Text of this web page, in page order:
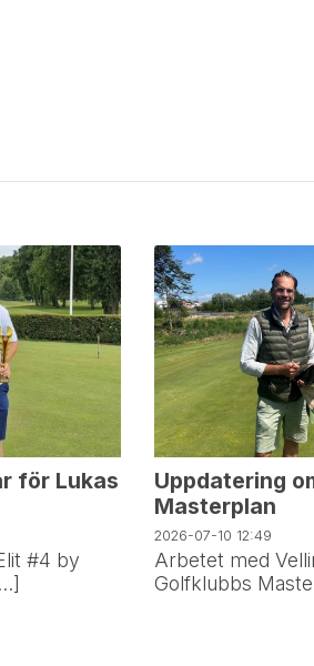
för Lukas
#4 by
Uppdatering
Masterplan
2026-07-10 12:49
Arbetet med
Golfklubbs